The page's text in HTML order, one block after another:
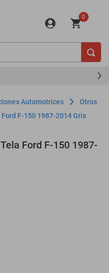
0
Automotrices
Otros
F-150 1987-2014 Gris
Ford F-150 1987-